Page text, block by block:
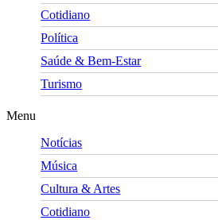
Cotidiano
Política
Saúde & Bem-Estar
Turismo
Menu
Notícias
Música
Cultura & Artes
Cotidiano